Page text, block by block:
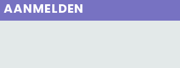
AANMELDEN